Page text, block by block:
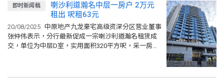
中原城市大型屋苑领先指数 (07/08/2026)161.11
0.2% 比上月
0.11%
中原城市领先指数 CCL (07/08/2026) 159.82
比上週
0.06% 比上月
0.18%
即时新闻稿
喇沙利道瀚名中层一房户 2万元
租出 呎租63元
20/08/2025 中原地产九龙豪宅高级资深分区营业董事
张仲伟表示，分行最新促成一宗喇沙利道瀚名租赁成
交，单位为中层D室，实用面积320平方呎，采一房间